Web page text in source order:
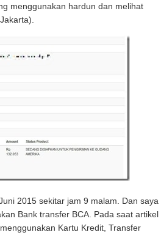
menggunakan hardun dan melihat
2015 sekitar jam 9 malam. Dan saya
Bank transfer BCA. Pada saat artikel
Kartu Kredit, Transfer